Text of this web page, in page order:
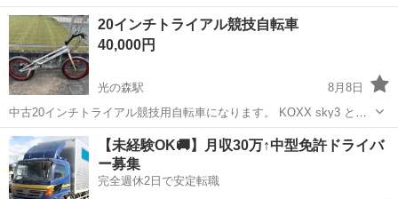
転車についてました。 女の子用のデザインです。 あくまで中古品とな
りますので、ご理解いただける方に限ります。
熊本 熊本市 八丁馬場駅 自転車 補助輪
20インチトライアル競技自転車
40,000円
光の森駅
8月8日
中古20インチトライアル競技用自転車になります。 KOXX sky3 とい
うモデルで12年ぐらい前のフラッグシップモデルになります。 通常の
練習等は問題ありません。 オートバイトライアルのレベルアップやバ
ランス向上したい方に...
熊本 熊本市 光の森駅 その他
【未経験OK🚚】月収30万↑中型免許ドライバ
ー募集
完全週休2日で安定転職